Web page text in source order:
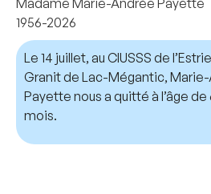
1956-2026
Le 14 juillet, au CIUSSS de
Granit de Lac-Mégantic,
Payette nous a quitté à l’âge de
mois.